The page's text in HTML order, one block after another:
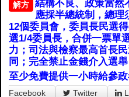
解方
結構不良、政策當然
應採半總統制，總理
12個委員會，委員長民選
選1/4委員長，合併一票單
力；司法與檢察最高首長
同；完全禁止金錢介入選
至少免費提供一小時給參政
Facebook Twitter